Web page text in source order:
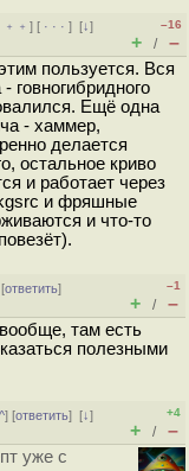
] [ · · ·][↓]
–16
+ / –
пользуется. Вся
гoвногибридного
Ещё одна
- хаммер,
делается
остальное криво
и работает через
и фряшные
и что-то
ответить]
–1
+ / –
там есть
полезными
] [ответить][↓]
+4
+ / –
уже с